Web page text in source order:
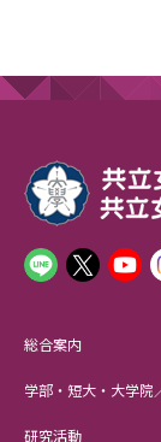
総合案内
学部・短大・大学院
研究活動